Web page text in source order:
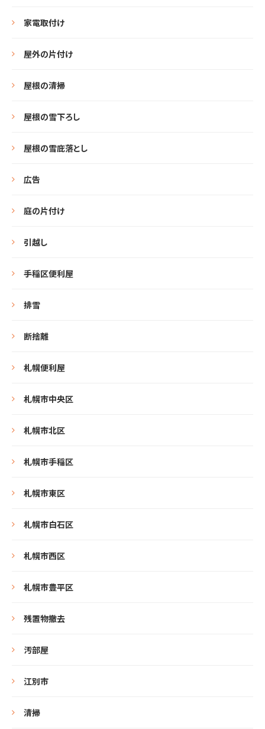
家電取付け
屋外の片付け
屋根の清掃
屋根の雪下ろし
屋根の雪庇落とし
広告
庭の片付け
引越し
手稲区便利屋
排雪
断捨離
札幌便利屋
札幌市中央区
札幌市北区
札幌市手稲区
札幌市東区
札幌市白石区
札幌市西区
札幌市豊平区
残置物撤去
汚部屋
江別市
清掃